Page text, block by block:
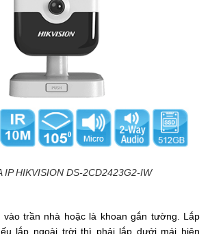
IP HIKVISION DS-2CD2423G2-IW
vào trần nhà hoặc là khoan gắn tường. Lắp
lắp ngoài trời thì phải lắp dưới mái hiên